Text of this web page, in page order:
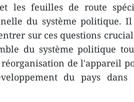
les feuilles de route
du système politique.
sur ces questions
du système politique
de l'appareil
du pays